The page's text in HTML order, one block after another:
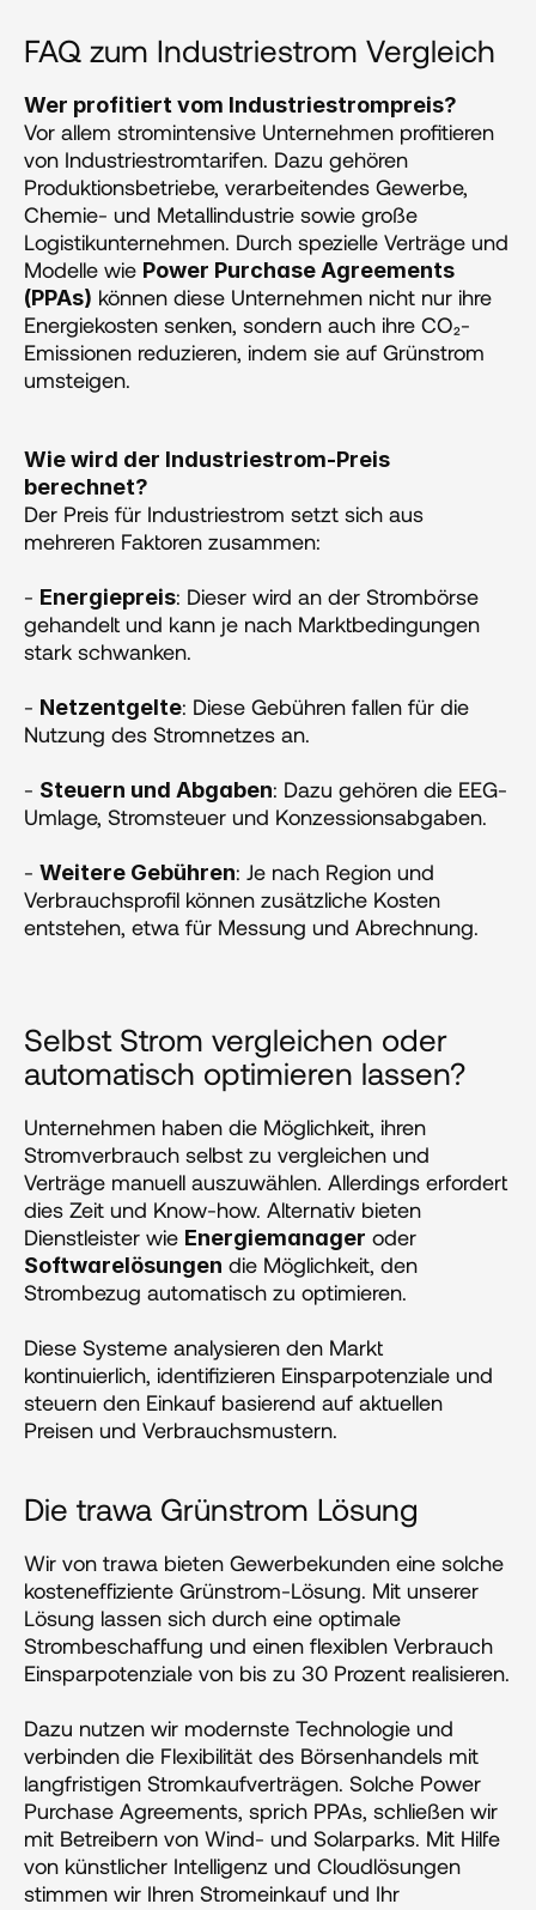
FAQ zum Industriestrom Vergleich
Wer profitiert vom Industriestrompreis?
Vor allem stromintensive Unternehmen profitieren
von Industriestromtarifen. Dazu gehören
Produktionsbetriebe, verarbeitendes Gewerbe,
Chemie- und Metallindustrie sowie große
Logistikunternehmen. Durch spezielle Verträge und
Modelle wie Power Purchase Agreements
(PPAs) können diese Unternehmen nicht nur ihre
Energiekosten senken, sondern auch ihre CO₂-
Emissionen reduzieren, indem sie auf Grünstrom
umsteigen​​.
Wie wird der Industriestrom-Preis
berechnet?
Der Preis für Industriestrom setzt sich aus
mehreren Faktoren zusammen:
- Energiepreis: Dieser wird an der Strombörse
gehandelt und kann je nach Marktbedingungen
stark schwanken.
- Netzentgelte: Diese Gebühren fallen für die
Nutzung des Stromnetzes an.
- Steuern und Abgaben: Dazu gehören die EEG-
Umlage, Stromsteuer und Konzessionsabgaben.
- Weitere Gebühren: Je nach Region und
Verbrauchsprofil können zusätzliche Kosten
entstehen, etwa für Messung und Abrechnung​​.
‍Selbst Strom vergleichen oder
automatisch optimieren lassen?
Unternehmen haben die Möglichkeit, ihren
Stromverbrauch selbst zu vergleichen und
Verträge manuell auszuwählen. Allerdings erfordert
dies Zeit und Know-how. Alternativ bieten
Dienstleister wie Energiemanager
Softwarelösungen die Möglichkeit, den
Strombezug automatisch zu optimieren.
Diese Systeme analysieren den Markt
kontinuierlich, identifizieren Einsparpotenziale und
steuern den Einkauf basierend auf aktuellen
Preisen und Verbrauchsmustern​​.
Die trawa Grünstrom Lösung
Wir von trawa bieten Gewerbekunden eine solche
kosteneffiziente Grünstrom-Lösung. Mit unserer
Lösung lassen sich durch eine optimale
Strombeschaffung und einen flexiblen Verbrauch
Einsparpotenziale von bis zu 30 Prozent realisieren.
Dazu nutzen wir modernste Technologie und
verbinden die Flexibilität des Börsenhandels mit
langfristigen Stromkaufverträgen. Solche Power
Purchase Agreements, sprich PPAs, schließen wir
mit Betreibern von Wind- und Solarparks. Mit Hilfe
von künstlicher Intelligenz und Cloudlösungen
stimmen wir Ihren Stromeinkauf und Ihr